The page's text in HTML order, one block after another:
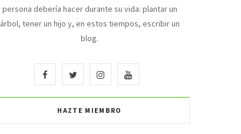
persona debería hacer durante su vida: plantar un
árbol, tener un hijo y, en estos tiempos, escribir un
blog.
a
T
w
I
n
Y
o
HAZTE MIEMBRO